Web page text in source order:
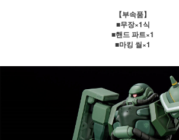
【부속품】
■무장×1식
■핸드 파트×1
■마킹 씰×1